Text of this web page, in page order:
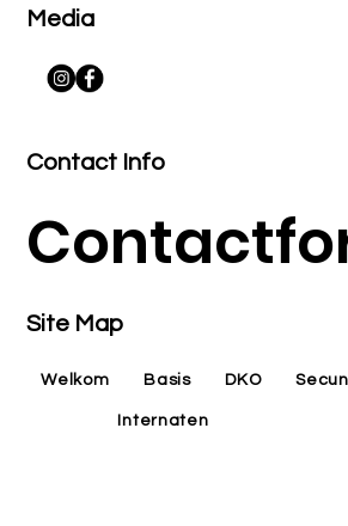
Contact Info
Site Map
Welkom Basis DKO
Internaten
Media